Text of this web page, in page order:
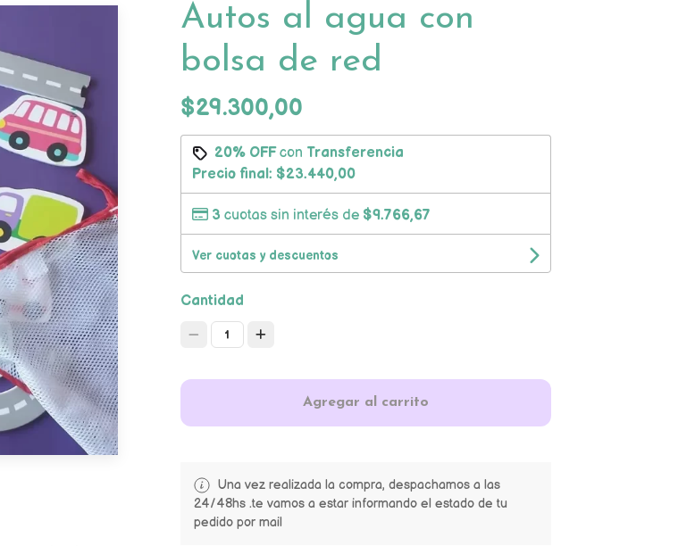
Autos al agua con
bolsa de red
$29.300,00
20% OFFcon Transferencia
Precio final: $23.440,00
3 cuotas sin interés de $9.766,67
Ver cuotas y descuentos
Cantidad
1
Agregar al carrito
Una vez realizada la compra, despachamos a las
24/48hs .te vamos a estar informando el estado de tu
pedido por mail